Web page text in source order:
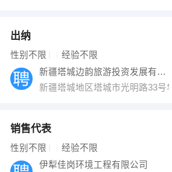
出纳
性别不限 经验不限
新疆塔城边韵旅游投资发展有限责任公司
新疆塔城地区塔城市光明路33号
销售代表
性别不限 经验不限
伊犁佳岗环境工程有限公司